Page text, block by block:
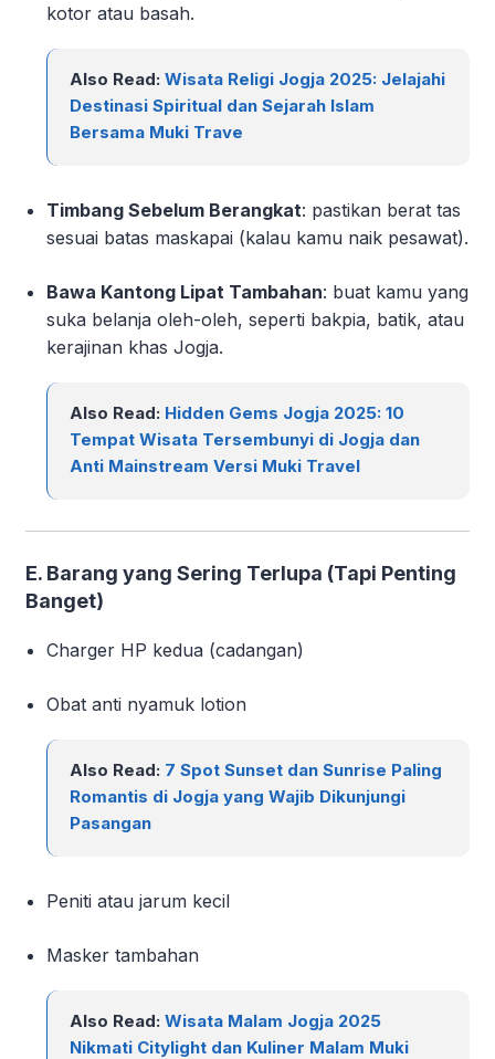
kotor atau basah.
Also Read:Wisata Religi Jogja 2025: Jelajahi
Destinasi Spiritual dan Sejarah Islam
Bersama Muki Trave
Timbang Sebelum Berangkat: pastikan berat tas
sesuai batas maskapai (kalau kamu naik pesawat).
Bawa Kantong Lipat Tambahan: buat kamu yang
suka belanja oleh-oleh, seperti bakpia, batik, atau
kerajinan khas Jogja.
Also Read: Hidden Gems Jogja 2025: 10
Tempat Wisata Tersembunyi di Jogja dan
Anti Mainstream Versi Muki Travel
E. Barang yang Sering Terlupa (Tapi Penting
Banget)
Charger HP kedua (cadangan)
Obat anti nyamuk lotion
Also Read: 7 Spot Sunset dan Sunrise Paling
Romantis di Jogja yang Wajib Dikunjungi
Pasangan
Peniti atau jarum kecil
Masker tambahan
Also Read:Wisata Malam Jogja 2025
Nikmati Citylight dan Kuliner Malam Muki